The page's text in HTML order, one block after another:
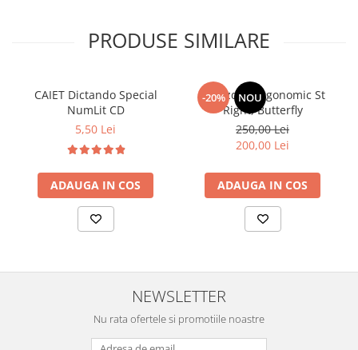
PRODUSE SIMILARE
CAIET Dictando Special
NumLit CD
5,50 Lei
ADAUGA IN COS
-20% NOU
Ghiozdan ergonomic St
Right, Butterfly
250,00 Lei
200,00 Lei
ADAUGA IN COS
NEWSLETTER
Nu rata ofertele si promotiile noastre